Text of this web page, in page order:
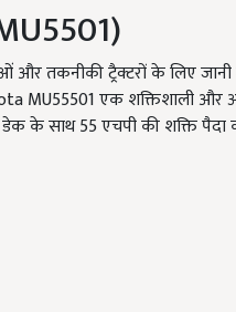
तकनीकी ट्रैक्टरों के लिए
MU55501 एक शक्तिशाली
के साथ 55 एचपी की शक्ति पैदा